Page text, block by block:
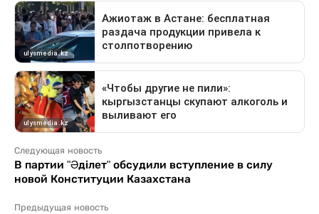
Следующая новость
В партии "Әділет" обсудили вступление в силу
новой Конституции Казахстана
Предыдущая новость